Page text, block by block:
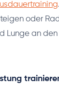
oder
Lunge an